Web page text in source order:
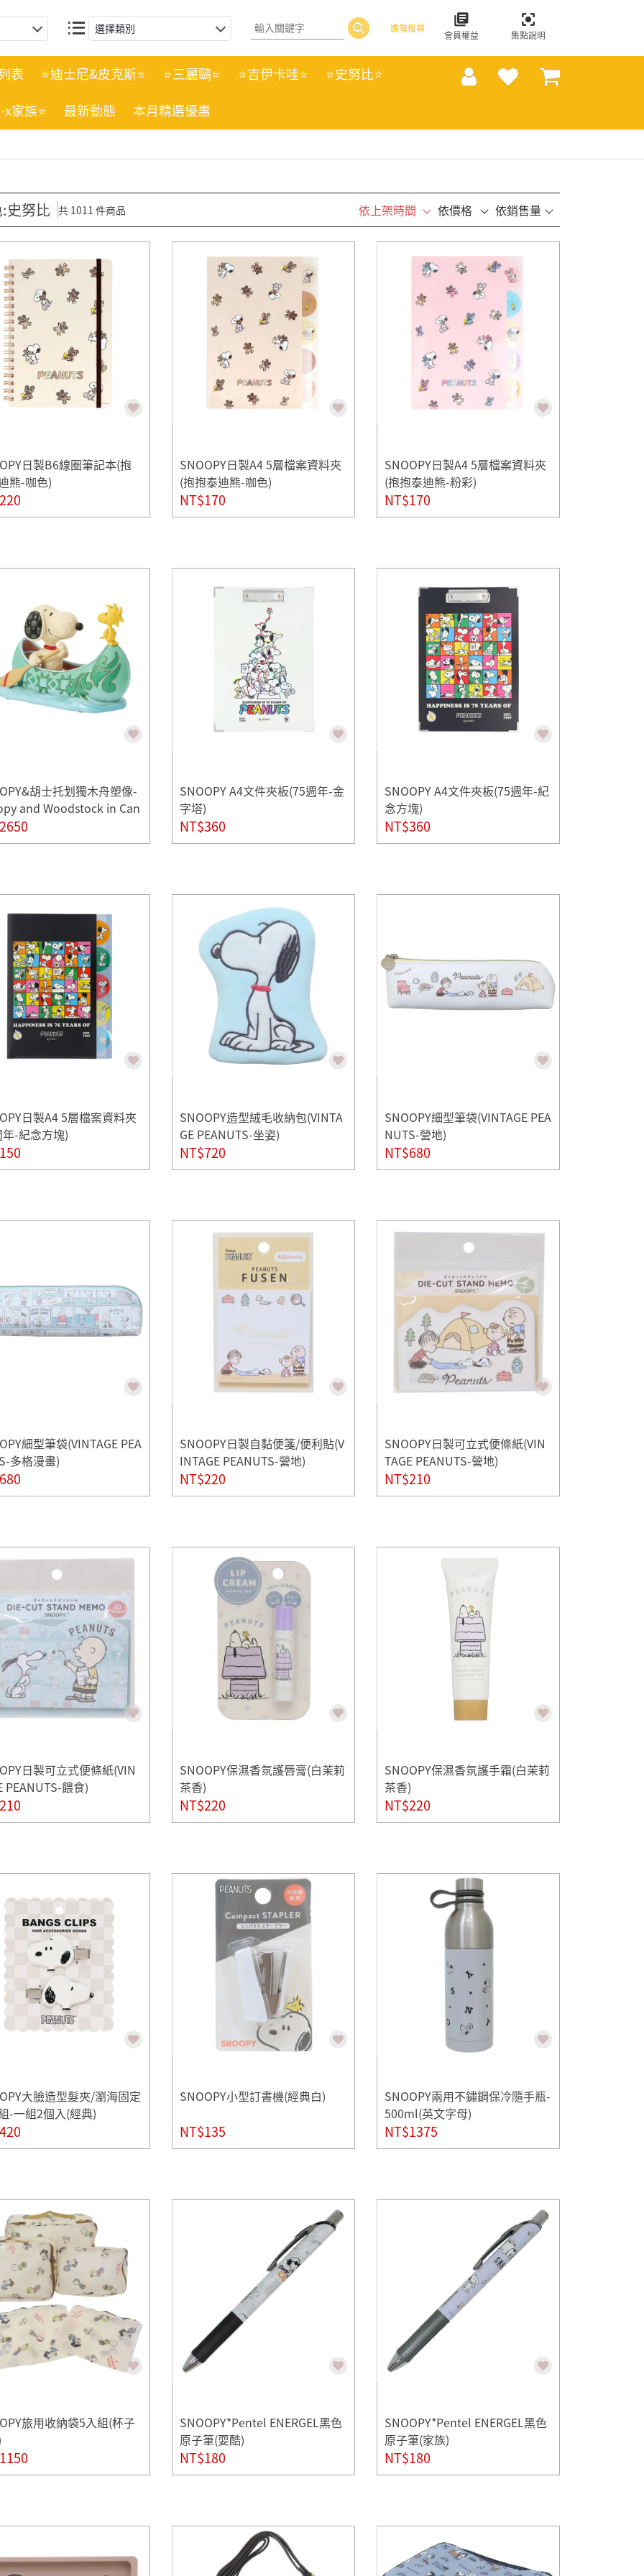
選擇類別 進階搜尋
會員權益 集點說明
表 ⭐迪士尼&皮克斯⭐ ⭐三麗鷗⭐ ⭐吉伊卡哇⭐
⭐史努比⭐
x家族⭐
最新動態 本月精選優惠
史努比 共 1011 件商品 依上架時間 依價格 依銷售量
日製B6線圈筆記本(抱
熊-咖色)
SNOOPY日製A4 5層檔案資料夾
(抱抱泰迪熊-咖色)
NT$170
SNOOPY日製A4 5層檔案資料夾
(抱抱泰迪熊-粉彩)
NT$170
胡士托划獨木舟塑像-
and Woodstock in Can
SNOOPY A4文件夾板(75週年-金
字塔)
NT$360
SNOOPY A4文件夾板(75週年-紀
念方塊)
NT$360
日製A4 5層檔案資料夾
-紀念方塊)
SNOOPY造型絨毛收納包(VINTA
GE PEANUTS-坐姿)
NT$720
SNOOPY細型筆袋(VINTAGE PEA
NUTS-營地)
NT$680
細型筆袋(VINTAGE PEA
多格漫畫)
SNOOPY日製自黏便箋/便利貼(V
INTAGE PEANUTS-營地)
NT$220
SNOOPY日製可立式便條紙(VIN
TAGE PEANUTS-營地)
NT$210
日製可立式便條紙(VIN
PEANUTS-餵食)
SNOOPY保濕香氛護唇膏(白茉莉
茶香)
NT$220
SNOOPY保濕香氛護手霜(白茉莉
茶香)
NT$220
大臉造型髮夾/瀏海固定
-一組2個入(經典)
SNOOPY小型訂書機(經典白)
NT$135
SNOOPY兩用不鏽鋼保冷隨手瓶-
500ml(英文字母)
NT$1375
旅用收納袋5入組(杯子
SNOOPY*Pentel ENERGEL黑色
原子筆(耍酷)
NT$180
SNOOPY*Pentel ENERGEL黑色
原子筆(家族)
NT$180